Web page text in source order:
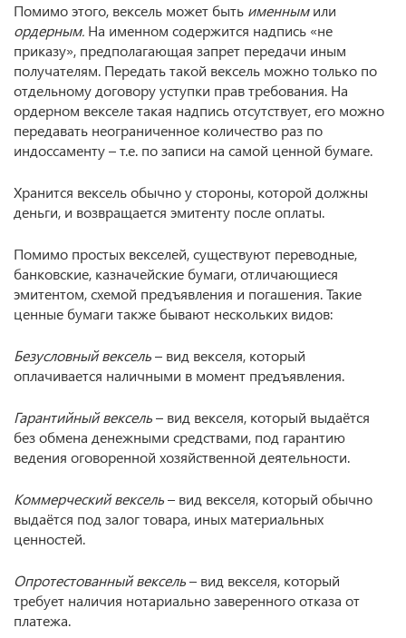
Помимо этого, вексель может быть именнымили
ордерным. На именном содержится надпись «не
приказу», предполагающая запрет передачи иным
получателям. Передать такой вексель можно только по
отдельному договору уступки прав требования. На
ордерном векселе такая надпись отсутствует, его можно
передавать неограниченное количество раз по
индоссаменту – т.е. по записи на самой ценной бумаге.
Хранится вексель обычно у стороны, которой должны
деньги, и возвращается эмитенту после оплаты.
Помимо простых векселей, существуют переводные,
банковские, казначейские бумаги, отличающиеся
эмитентом, схемой предъявления и погашения. Такие
ценные бумаги также бывают нескольких видов:
Безусловный вексель– вид векселя, который
оплачивается наличными в момент предъявления.
Гарантийный вексель– вид векселя, который выдаётся
без обмена денежными средствами, под гарантию
ведения оговоренной хозяйственной деятельности.
Коммерческий вексель– вид векселя, который обычно
выдаётся под залог товара, иных материальных
ценностей.
Опротестованный вексель– вид векселя, который
требует наличия нотариально заверенного отказа от
платежа.